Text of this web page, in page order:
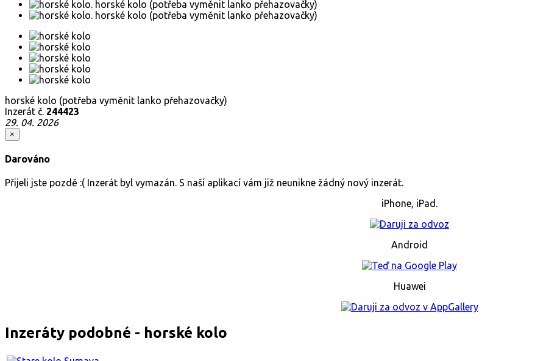
horské kolo (potřeba vyměnit lanko přehazovačky)
Inzerát č. 244423
29. 04. 2026
×
Darováno
Přijeli jste pozdě :( Inzerát byl vymazán. S naší aplikací vám již neunikne žádný nový inzerát.
iPhone, iPad.
Android
Huawei
Inzeráty podobné - horské kolo